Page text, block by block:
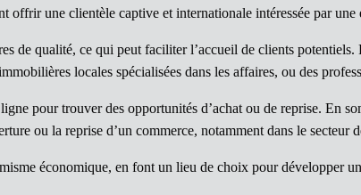
offrir une clientèle captive et internationale intéressée par
de qualité, ce qui peut faciliter l’accueil de clients potentiels.
locales spécialisées dans les affaires, ou des
pour trouver des opportunités d’achat ou de reprise. En
ou la reprise d’un commerce, notamment dans le secteur
économique, en font un lieu de choix pour développer